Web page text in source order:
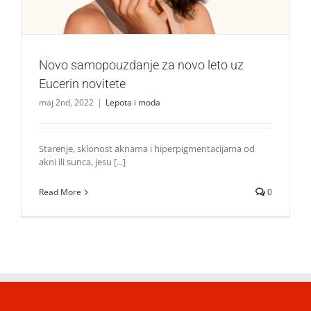
Novo samopouzdanje za novo leto uz
Eucerin novitete
maj 2nd, 2022 | Lepota i moda
Starenje, sklonost aknama i hiperpigmentacijama od
akni ili sunca, jesu [...]
Read More 0